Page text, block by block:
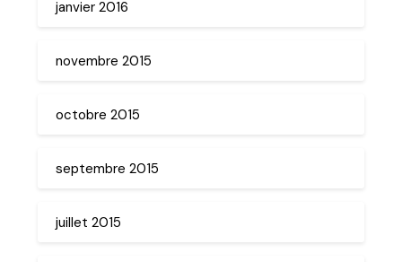
janvier 2016
novembre 2015
octobre 2015
septembre 2015
juillet 2015